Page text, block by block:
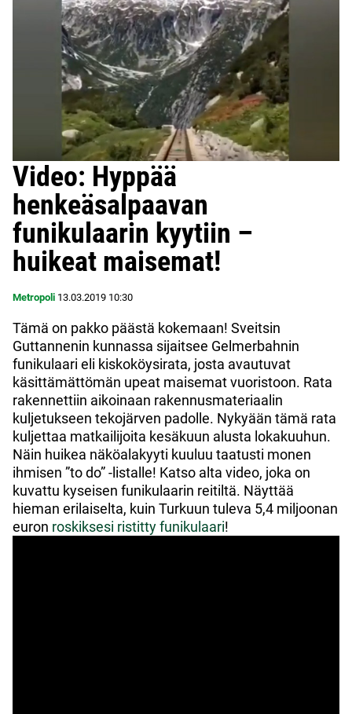
Video: Hyppää
henkeäsalpaavan
funikulaarin kyytiin –
huikeat maisemat!
Metropoli 13.03.2019 10:30
Tämä on pakko päästä kokemaan! Sveitsin
Guttannenin kunnassa sijaitsee Gelmerbahnin
funikulaari eli kiskoköysirata, josta avautuvat
käsittämättömän upeat maisemat vuoristoon. Rata
rakennettiin aikoinaan rakennusmateriaalin
kuljetukseen tekojärven padolle. Nykyään tämä rata
kuljettaa matkailijoita kesäkuun alusta lokakuuhun.
Näin huikea näköalakyyti kuuluu taatusti monen
ihmisen ”to do” -listalle! Katso alta video, joka on
kuvattu kyseisen funikulaarin reitiltä. Näyttää
hieman erilaiselta, kuin Turkuun tuleva 5,4 miljoonan
euron roskiksesi ristitty funikulaari!